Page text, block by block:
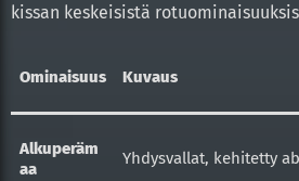
kissan keskeisistä
Ominaisuus Kuvaus
Alkuperäm
aa
Yhdysvallat, kehitetty